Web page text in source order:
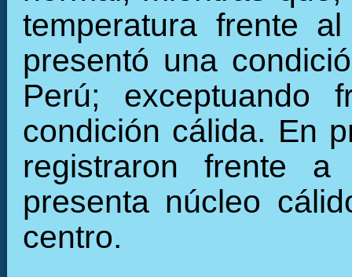
temperatura frente
presentó una
Perú; exceptuando
condición cálida. En
registraron frente
presenta núcleo
centro.